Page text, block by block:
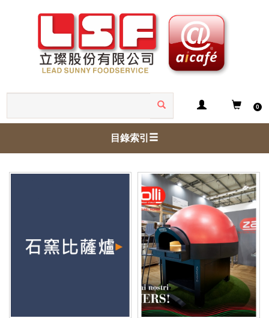
0
目錄索引